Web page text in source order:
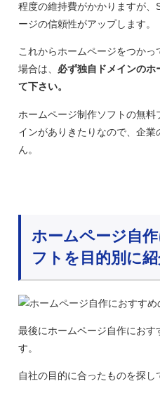
程度の維持費がかかりますが
ージの信頼性がアップします。
これからホームページをつか
場合は、 必ず独自ドメインのホ
て下さい。
ホームページ制作ソフトの無
インがありきたりなので、企
ん。
ホームページ自
フトを目的別に
最後にホームページ自作におす
す。
自社の目的に合ったものを探し